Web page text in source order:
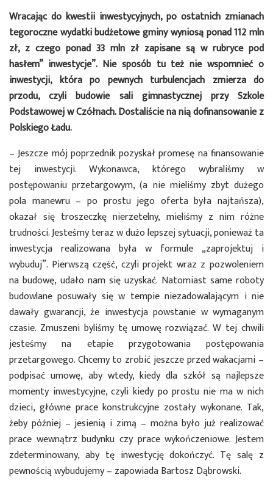
Wracając do kwestii inwestycyjnych, po ostatnich zmianach
tegoroczne wydatki budżetowe gminy wyniosą ponad 112 mln
zł, z czego ponad 33 mln zł zapisane są w rubryce pod
hasłem” inwestycje”. Nie sposób tu też nie wspomnieć o
inwestycji, która po pewnych turbulencjach zmierza do
przodu, czyli budowie sali gimnastycznej przy Szkole
Podstawowej w Czółnach. Dostaliście na nią dofinansowanie z
Polskiego Ładu.
– Jeszcze mój poprzednik pozyskał promesę na finansowanie
tej inwestycji. Wykonawca, którego wybraliśmy w
postępowaniu przetargowym, (a nie mieliśmy zbyt dużego
pola manewru – po prostu jego oferta była najtańsza),
okazał się troszeczkę nierzetelny, mieliśmy z nim różne
trudności. Jesteśmy teraz w dużo lepszej sytuacji, ponieważ ta
inwestycja realizowana była w formule „zaprojektuj i
wybuduj”. Pierwszą część, czyli projekt wraz z pozwoleniem
na budowę, udało nam się uzyskać. Natomiast same roboty
budowlane posuwały się w tempie niezadowalającym i nie
dawały gwarancji, że inwestycja powstanie w wymaganym
czasie. Zmuszeni byliśmy tę umowę rozwiązać. W tej chwili
jesteśmy na etapie przygotowania postępowania
przetargowego. Chcemy to zrobić jeszcze przed wakacjami –
podpisać umowę, aby wtedy, kiedy dla szkół są najlepsze
momenty inwestycyjne, czyli kiedy po prostu nie ma w nich
dzieci, główne prace konstrukcyjne zostały wykonane. Tak,
żeby później – jesienią i zimą – można było już realizować
prace wewnątrz budynku czy prace wykończeniowe. Jestem
zdeterminowany, aby tę inwestycję dokończyć. Tę salę z
pewnością wybudujemy – zapowiada Bartosz Dąbrowski.